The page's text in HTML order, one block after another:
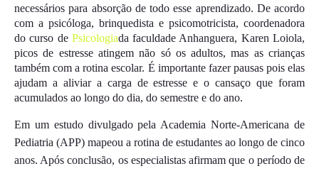
necessários para absorção de todo esse aprendizado. De acordo
com a psicóloga, brinquedista e psicomotricista, coordenadora
do curso de Psicologiada faculdade Anhanguera, Karen Loiola,
picos de estresse atingem não só os adultos, mas as crianças
também com a rotina escolar. É importante fazer pausas pois elas
ajudam a aliviar a carga de estresse e o cansaço que foram
acumulados ao longo do dia, do semestre e do ano.
Em um estudo divulgado pela Academia Norte-Americana de
Pediatria (APP) mapeou a rotina de estudantes ao longo de cinco
anos. Após conclusão, os especialistas afirmam que o período de